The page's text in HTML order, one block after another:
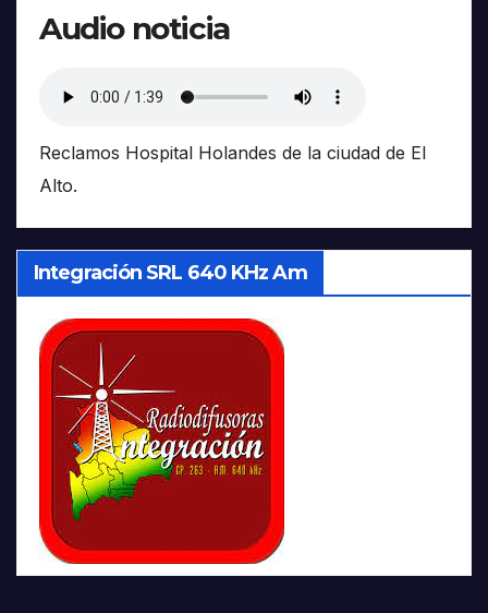
Audio noticia
Reclamos Hospital Holandes de la ciudad de El
Alto.
Integración SRL 640 KHz Am